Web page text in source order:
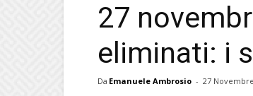
27
eliminati: i
Da Emanuele Ambrosio - 27